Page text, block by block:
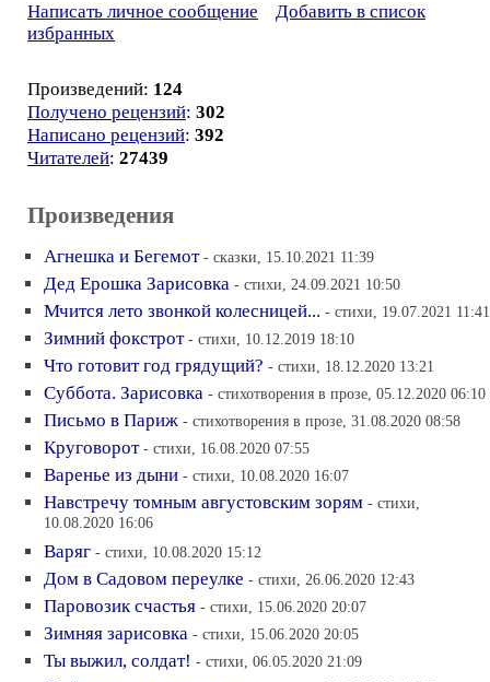
Написать личное сообщение
Добавить в список
избранных
Произведений: 124
Получено рецензий: 302
Написано рецензий: 392
Читателей: 27439
Произведения
Агнешка и Бегемот - сказки, 15.10.2021 11:39
Дед Ерошка Зарисовка - стихи, 24.09.2021 10:50
Мчится лето звонкой колесницей... - стихи, 19.07.2021 11:41
Зимний фокстрот - стихи, 10.12.2019 18:10
Что готовит год грядущий? - стихи, 18.12.2020 13:21
Суббота. Зарисовка - стихотворения в прозе, 05.12.2020 06:10
Письмо в Париж - стихотворения в прозе, 31.08.2020 08:58
Круговорот - стихи, 16.08.2020 07:55
Варенье из дыни - стихи, 10.08.2020 16:07
Навстречу томным августовским зорям - стихи,
10.08.2020 16:06
Варяг - стихи, 10.08.2020 15:12
Дом в Садовом переулке - стихи, 26.06.2020 12:43
Паровозик счастья - стихи, 15.06.2020 20:07
Зимняя зарисовка - стихи, 15.06.2020 20:05
Ты выжил, солдат! - стихи, 06.05.2020 21:09